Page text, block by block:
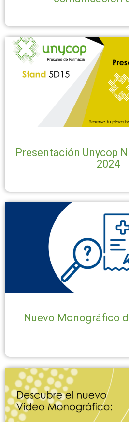
Presentación Unycop
2024
Nuevo Monográfico